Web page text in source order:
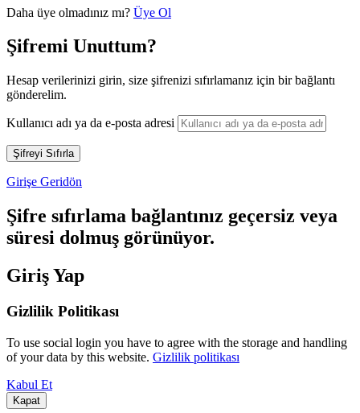
Daha üye olmadınız mı? Üye Ol
Şifremi Unuttum?
Hesap verilerinizi girin, size şifrenizi sıfırlamanız için bir bağlantı
gönderelim.
Kullanıcı adı ya da e-posta adresi
Girişe Geridön
Şifre sıfırlama bağlantınız geçersiz veya
süresi dolmuş görünüyor.
Giriş Yap
Gizlilik Politikası
To use social login you have to agree with the storage and handling
of your data by this website. Gizlilik politikası
Kabul Et
Kapat